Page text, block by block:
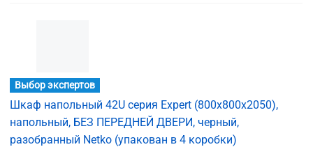
Выбор экспертов
Шкаф напольный 42U серия Expert (800х800х2050),
напольный, БЕЗ ПЕРЕДНЕЙ ДВЕРИ, черный,
разобранный Netko (упакован в 4 коробки)